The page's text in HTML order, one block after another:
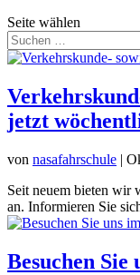
Seite wählen
jetzt
von nasafahrschule |
Seit neuem bieten wir
an. Informieren Sie
Besuchen